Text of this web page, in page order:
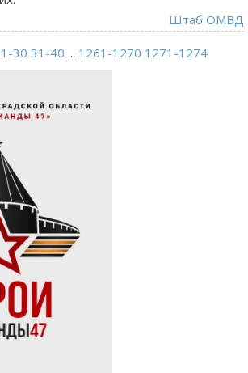
Штаб ОМВД
30 31-40 ... 1261-1270 1271-1274